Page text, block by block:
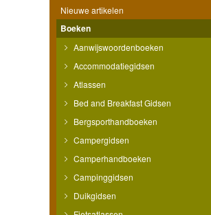
Nieuwe artikelen
Boeken
Aanwijswoordenboeken
Accommodatiegidsen
Atlassen
Bed and Breakfast Gidsen
Bergsporthandboeken
Campergidsen
Camperhandboeken
Campinggidsen
Duikgidsen